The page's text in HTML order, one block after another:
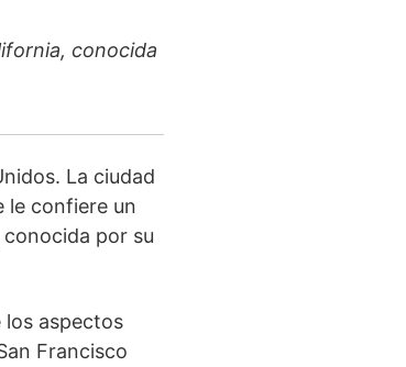
conocida
La ciudad
le confiere un
por su
los aspectos
Francisco